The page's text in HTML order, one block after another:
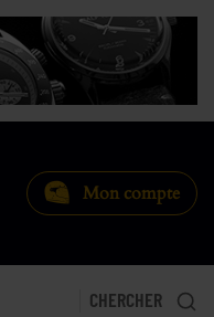
Mon compte
CHERCHER